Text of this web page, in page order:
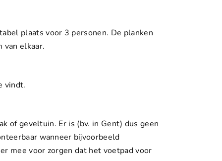
plaats voor 3 personen. De planken
van elkaar.
vindt.
of geveltuin. Er is (bv. in Gent) dus geen
wanneer bijvoorbeeld
mee voor zorgen dat het voetpad voor